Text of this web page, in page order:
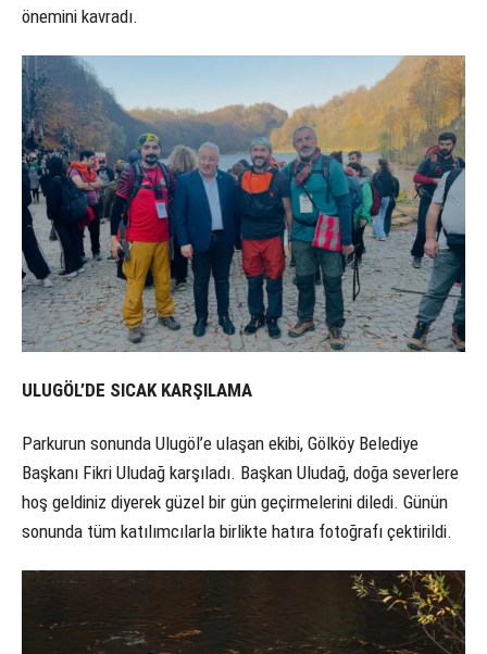
önemini kavradı.
ULUGÖL’DE SICAK KARŞILAMA
Parkurun sonunda Ulugöl’e ulaşan ekibi, Gölköy Belediye
Başkanı Fikri Uludağ karşıladı. Başkan Uludağ, doğa severlere
hoş geldiniz diyerek güzel bir gün geçirmelerini diledi. Günün
sonunda tüm katılımcılarla birlikte hatıra fotoğrafı çektirildi.